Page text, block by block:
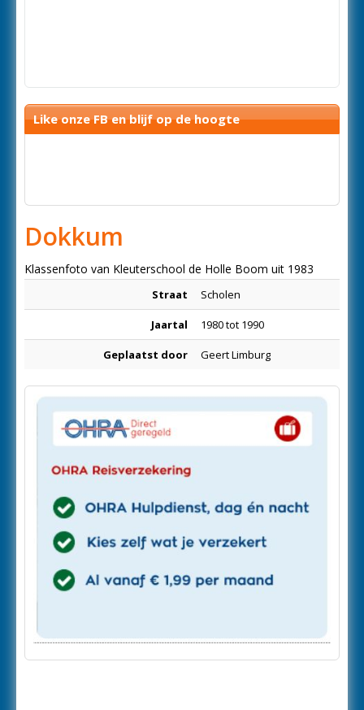
Like onze FB en blijf op de hoogte
Dokkum
Klassenfoto van Kleuterschool de Holle Boom uit 1983
Straat Scholen
Jaartal 1980 tot 1990
Geplaatst door Geert Limburg